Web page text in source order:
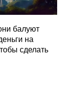
балуют
на
сделать